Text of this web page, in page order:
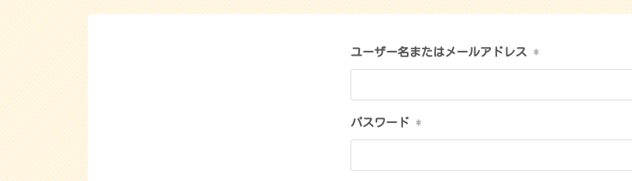
ユーザー名またはメールアドレス *
パスワード *